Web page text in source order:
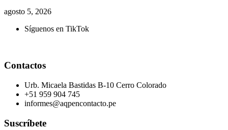
agosto 5, 2026
Síguenos en TikTok
Contactos
Urb. Micaela Bastidas B-10 Cerro Colorado
+51 959 904 745
informes@aqpencontacto.pe
Suscríbete